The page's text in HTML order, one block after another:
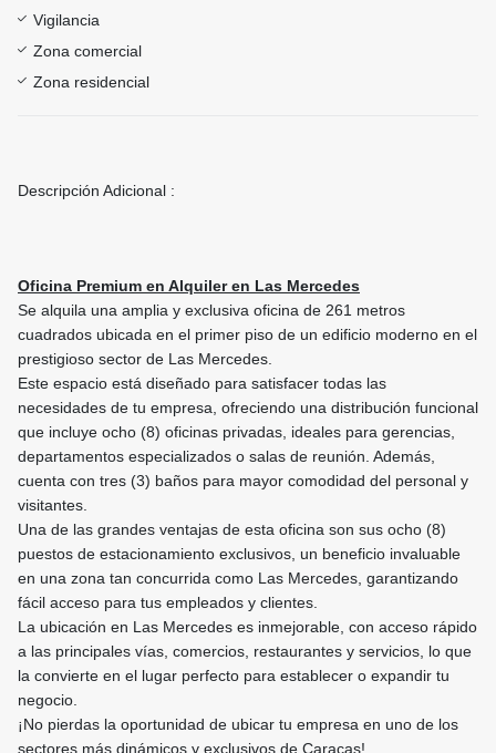
Vigilancia
Zona comercial
Zona residencial
Descripción Adicional :
Oficina Premium en Alquiler en Las Mercedes
Se alquila una amplia y exclusiva oficina de 261 metros
cuadrados ubicada en el primer piso de un edificio moderno en el
prestigioso sector de Las Mercedes.
Este espacio está diseñado para satisfacer todas las
necesidades de tu empresa, ofreciendo una distribución funcional
que incluye ocho (8) oficinas privadas, ideales para gerencias,
departamentos especializados o salas de reunión. Además,
cuenta con tres (3) baños para mayor comodidad del personal y
visitantes.
Una de las grandes ventajas de esta oficina son sus ocho (8)
puestos de estacionamiento exclusivos, un beneficio invaluable
en una zona tan concurrida como Las Mercedes, garantizando
fácil acceso para tus empleados y clientes.
La ubicación en Las Mercedes es inmejorable, con acceso rápido
a las principales vías, comercios, restaurantes y servicios, lo que
la convierte en el lugar perfecto para establecer o expandir tu
negocio.
¡No pierdas la oportunidad de ubicar tu empresa en uno de los
sectores más dinámicos y exclusivos de Caracas!